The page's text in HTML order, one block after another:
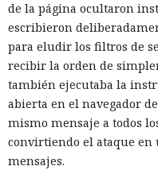
de la página ocultaron
escribieron
para eludir los filtros de
recibir la orden de
también ejecutaba la
abierta en el navegador
mismo mensaje a todos
convirtiendo el ataque en
mensajes.